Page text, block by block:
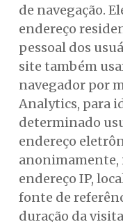
de navegação.
endereço
pessoal dos
site também
navegador por
Analytics, para
determinado
endereço
anonimamente,
endereço IP,
fonte de
duração da